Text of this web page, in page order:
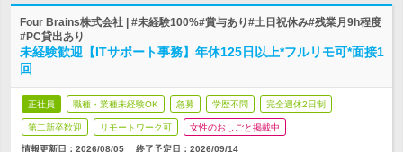
Four Brains株式会社 | #未経験100%#賞与あり#土日祝休み#残業月9h程度
#PC貸出あり
未経験歓迎【ITサポート事務】年休125日以上*フルリモ可*面接1
回
正社員 職種・業種未経験OK 急募 学歴不問 完全週休2日制
第二新卒歓迎 リモートワーク可 女性のおしごと掲載中
情報更新日：2026/08/05 終了予定日： 2026/09/14